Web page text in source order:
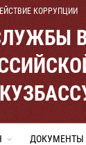
КОРРУПЦИИ
ДОКУМЕНТЫ